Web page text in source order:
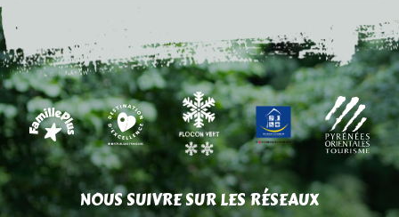
NOUS SUIVRE SUR LES RÉSEAUX